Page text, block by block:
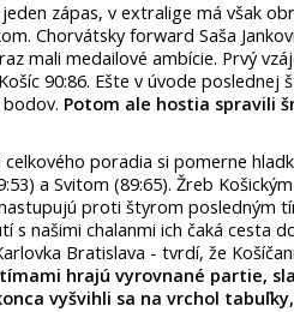
zápas, v extralige má však
Chorvátsky forward Saša
mali medailové ambície. Prvý
90:86. Ešte v úvode poslednej
Potom ale hostia spravili
poradia si pomerne
a Svitom (89:65). Žreb
proti štyrom posledným
našimi chalanmi ich čaká cesta
Bratislava - tvrdí, že
hrajú vyrovnané partie,
vyšvihli sa na vrchol